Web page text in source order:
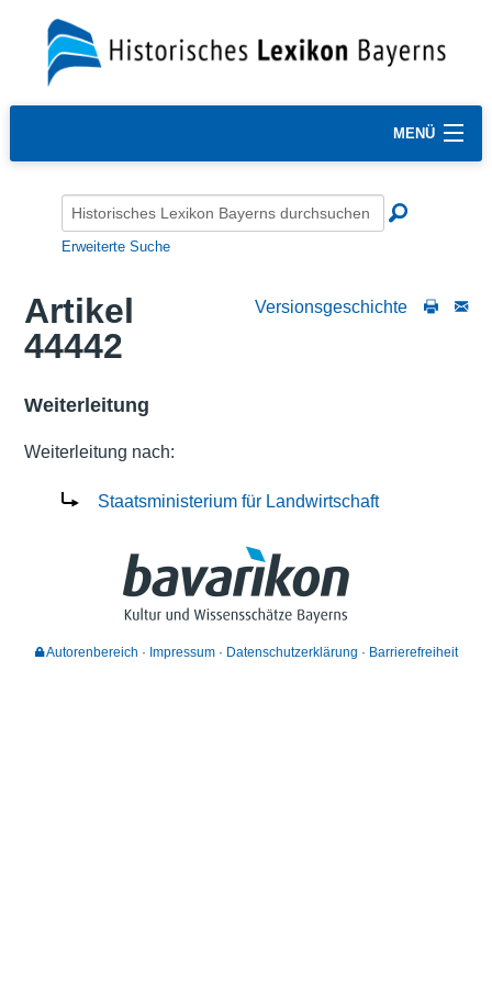
MENÜ
Erweiterte Suche
Versionsgeschichte
Artikel
44442
Weiterleitung
Weiterleitung nach:
Staatsministerium für Landwirtschaft
Autorenbereich Impressum Datenschutzerklärung Barrierefreiheit